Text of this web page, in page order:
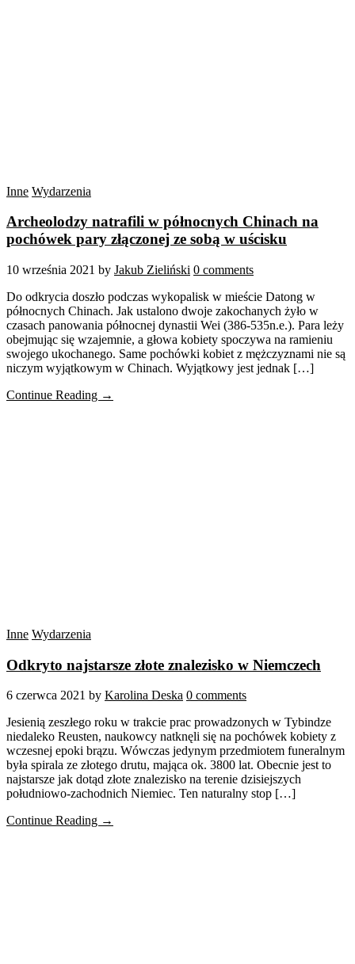
Inne Wydarzenia
Archeolodzy natrafili w północnych Chinach na
pochówek pary złączonej ze sobą w uścisku
10 września 2021 by Jakub Zieliński 0 comments
Do odkrycia doszło podczas wykopalisk w mieście Datong w
północnych Chinach. Jak ustalono dwoje zakochanych żyło w
czasach panowania północnej dynastii Wei (386-535n.e.). Para leży
obejmując się wzajemnie, a głowa kobiety spoczywa na ramieniu
swojego ukochanego. Same pochówki kobiet z mężczyznami nie są
niczym wyjątkowym w Chinach. Wyjątkowy jest jednak […]
Continue Reading →
Inne Wydarzenia
Odkryto najstarsze złote znalezisko w Niemczech
6 czerwca 2021 by Karolina Deska 0 comments
Jesienią zeszłego roku w trakcie prac prowadzonych w Tybindze
niedaleko Reusten, naukowcy natknęli się na pochówek kobiety z
wczesnej epoki brązu. Wówczas jedynym przedmiotem funeralnym
była spirala ze złotego drutu, mająca ok. 3800 lat. Obecnie jest to
najstarsze jak dotąd złote znalezisko na terenie dzisiejszych
południowo-zachodnich Niemiec. Ten naturalny stop […]
Continue Reading →